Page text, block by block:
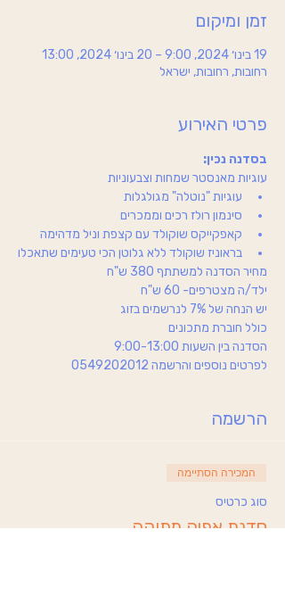
זמן ומיקום
19 בינו׳ 2024, 9:00 – 20 בינו׳ 2024, 13:00
רחובות, רחובות, ישראל
פרטי האירוע
בסדנה נכין:
עוגיות מאנסטר שמחות וצבעוניות
עוגיות "נוטלה" מגולגלות
סינמון רולז רכים וממכרים
קאפקייקס שוקולד עם קצפת וניל מדהימה
בראוניז שוקולד ללא גלוטן הכי טעימים שתאכלו
מחיר הסדנה למשתתף 380 ש"ח
ילד/ה מצטרפים- 60 ש"ח
יש הנחה של 7% לנרשמים בזוג
כולל חוברת מתכונים
הסדנה בין השעות 9:00-13:00
לפרטים נוספים והרשמה 0549202012
הרשמה
המכירה הסתיימה
סוג כרטיס
סדנת אפיה מתוקה